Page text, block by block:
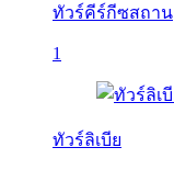
ทัวร์คีร์กีซสถาน
1
ทัวร์ลิเบีย